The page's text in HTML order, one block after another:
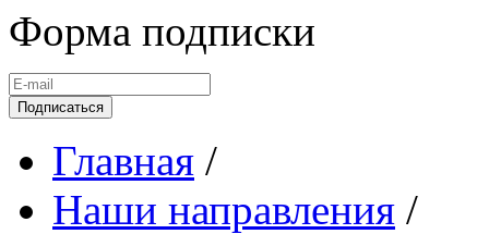
Форма подписки
Подписаться
Главная /
Наши направления /